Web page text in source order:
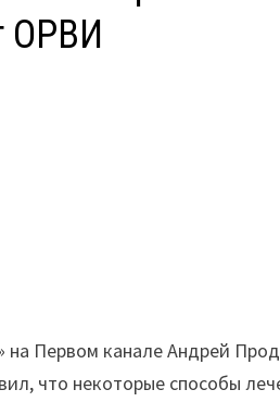
ОРВИ
Первом канале Андрей
что некоторые способы